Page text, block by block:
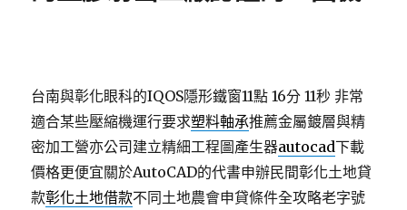
台南與彰化眼科的IQOS隱形鐵窗11點 16分 11秒 非常
適合某些壓縮機運行要求塑料軸承推薦金屬鍍層與精
密加工營亦公司建立精細工程圖產生器autocad下載
價格更便宜關於AutoCAD的代書申辦民間彰化土地貸
款彰化土地借款不同土地農會申貸條件全攻略老字號